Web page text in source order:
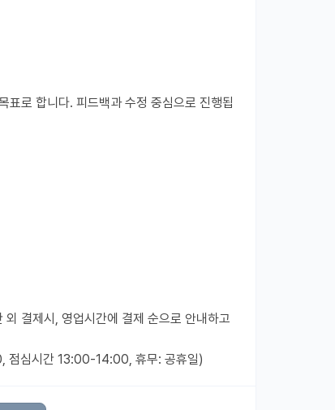
표로 합니다. 피드백과 수정 중심으로 진행됩
결제시, 영업시간에 결제 순으로 안내하고
점심시간 13:00-14:00, 휴무: 공휴일)